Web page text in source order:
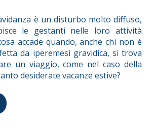
è un disturbo molto diffuso,
le gestanti nelle loro attività
accade quando, anche chi non è
da iperemesi gravidica, si trova
un viaggio, come nel caso della
desiderate vacanze estive?